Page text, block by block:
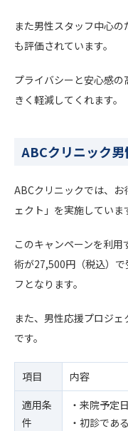
また男性スタッフ中心
も評価されています。
プライバシーと安心感
きく軽減してくれます。
ABCクリニック
ABCクリニックでは、
ェクト」を実施していま
このキャンペーンを利
術が27,500円（税込）
フとなります。
また、男性応援プロジ
です。
項目
内容
適用条
件
・来院予定
・初診であ